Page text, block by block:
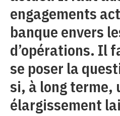
engagements
banque envers
d’opérations. Il
se poser la
si, à long terme,
élargissement